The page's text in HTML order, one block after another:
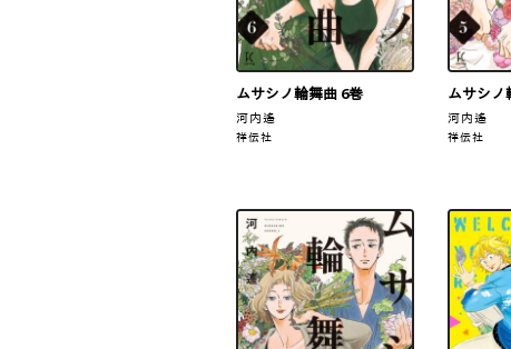
ムサシノ輪舞曲 6巻
河内遙
祥伝社
ムサシノ
河内遙
祥伝社